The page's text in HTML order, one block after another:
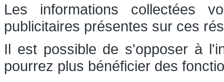
Les informations collectées
publicitaires présentes sur ces
Il est possible de s'opposer à
pourrez plus bénéficier des